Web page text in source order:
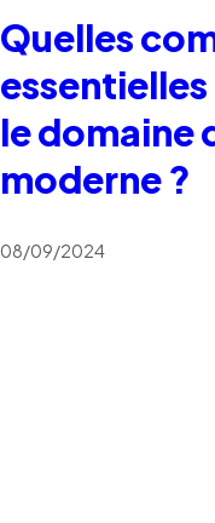
Quelles
le domaine
moderne ?
08/09/2024